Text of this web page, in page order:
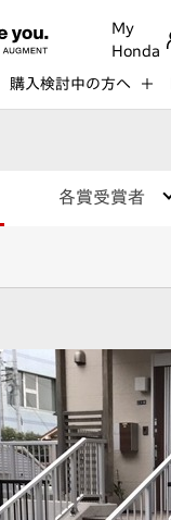
My
Honda
購入検討中の方へ
各賞受賞者